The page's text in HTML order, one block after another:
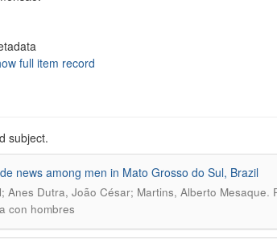
full item record
subject.
news among men in Mato Grosso do Sul, Brazil
Anes Dutra, João César; Martins, Alberto Mesaque.
con hombres